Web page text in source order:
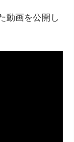
動画を公開し